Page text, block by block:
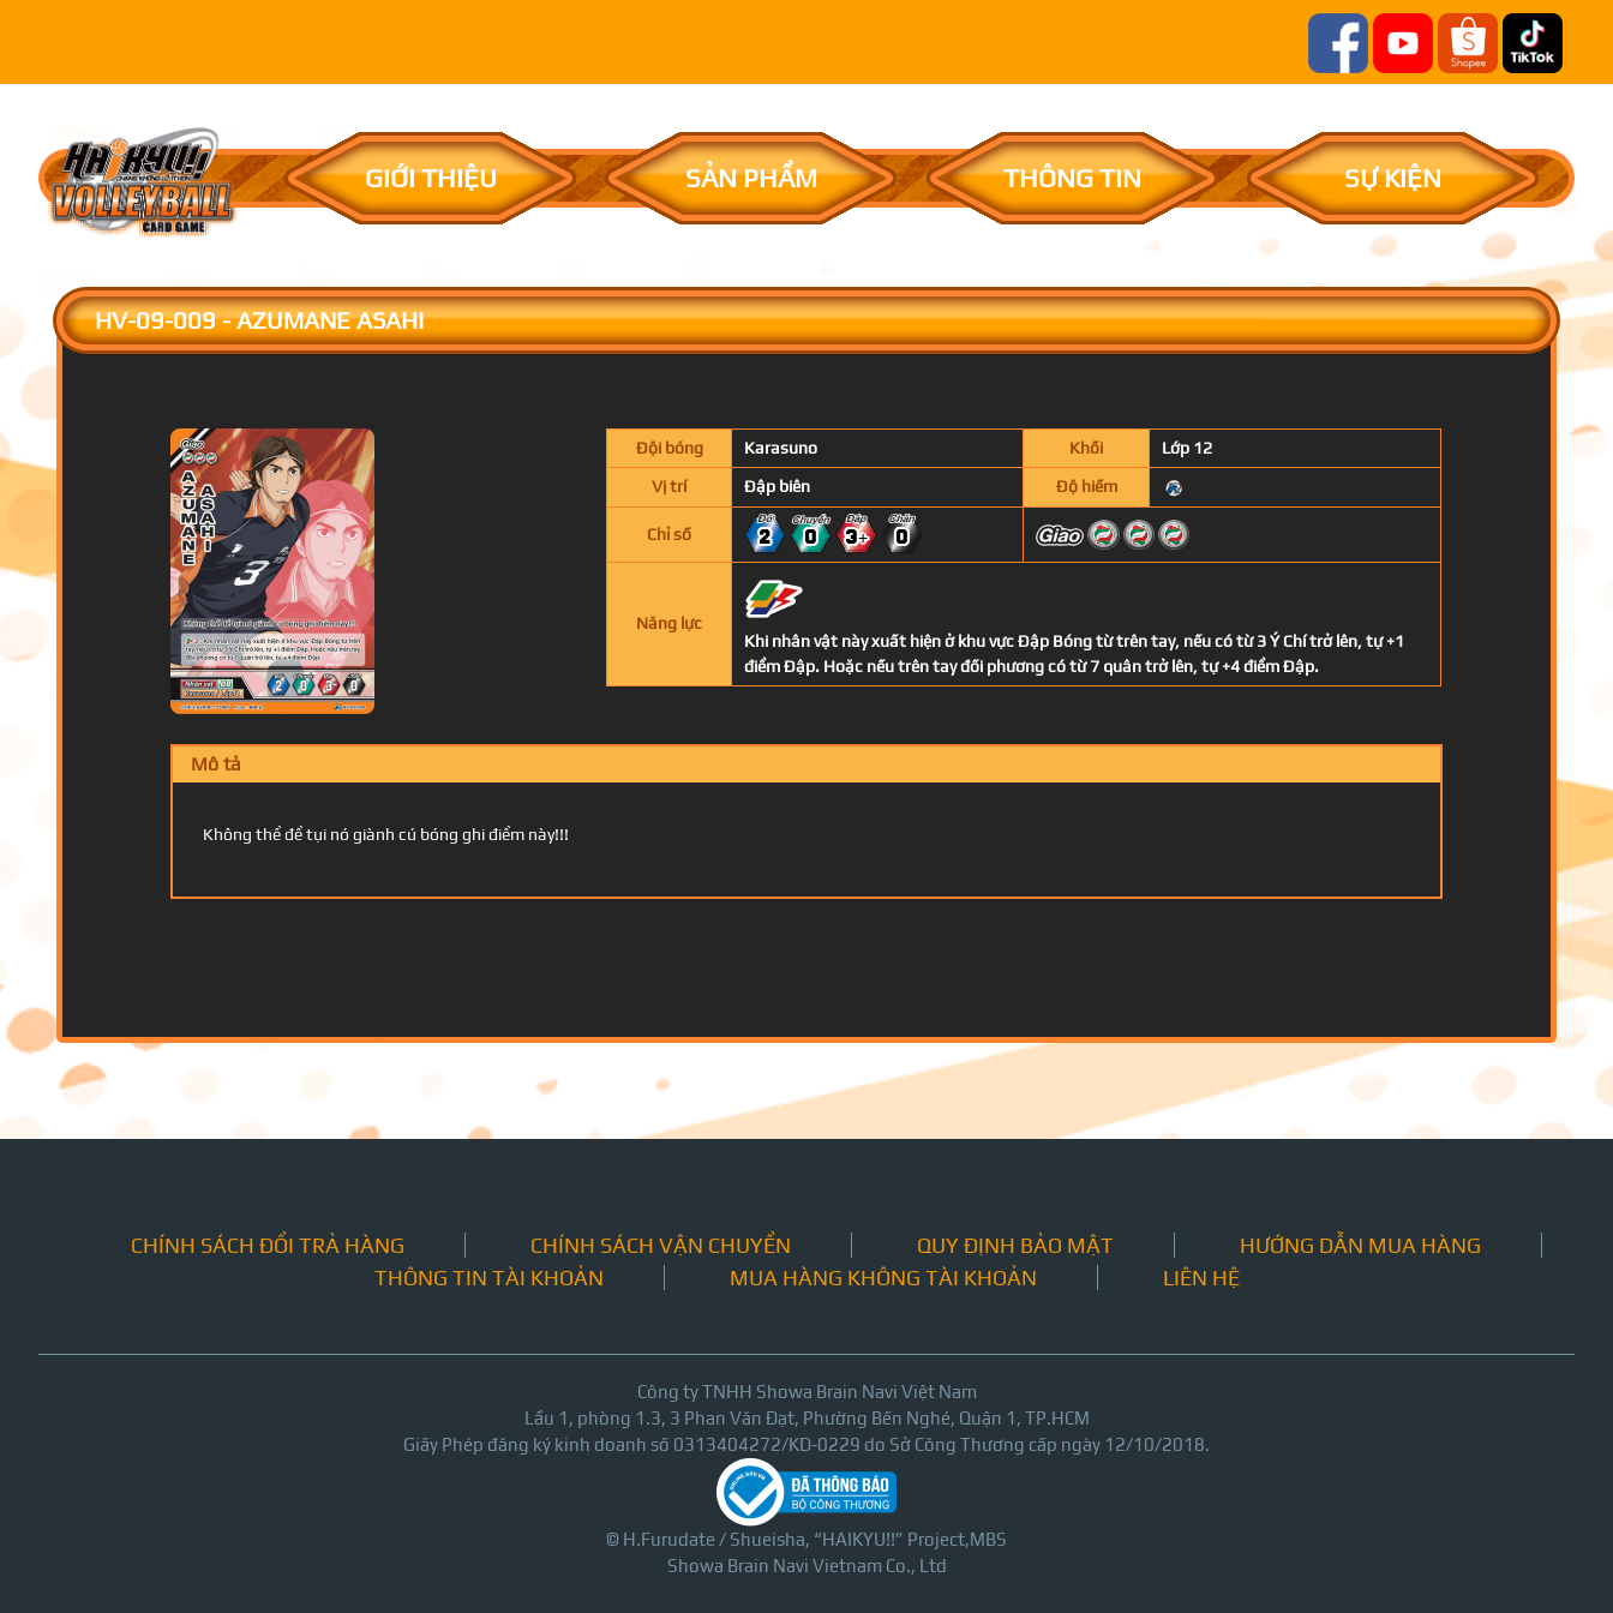
GIỚI THIỆU SẢN PHẨM THÔNG TIN SỰ KIỆN
HV-09-009 - AZUMANE ASAHI
Đội bóng Karasuno Khối
Lớp 12
Vị trí
Đập biên Độ hiếm
Chỉ số 2 0 3+ 0
Năng lực
Khi nhân vật này xuất hiện ở khu vực Đập Bóng từ trên tay, nếu có từ 3 Ý Chí trở lên, tự +1
điểm Đập. Hoặc nếu trên tay đối phương có từ 7 quân trở lên, tự +4 điểm Đập.
Mô tả
Không thể để tụi nó giành cú bóng ghi điểm này!!!
CHÍNH SÁCH ĐỔI TRẢ HÀNG CHÍNH SÁCH VẬN CHUYỂN QUY ĐỊNH BẢO MẬT
HƯỚNG DẪN MUA HÀNG
THÔNG TIN TÀI KHOẢN
MUA HÀNG KHÔNG TÀI KHOẢN LIÊN HỆ
Công ty TNHH Showa Brain Navi Việt Nam
Lầu 1, phòng 1.3, 3 Phan Văn Đạt, Phường Bến Nghé, Quận 1, TP.HCM
Giấy Phép đăng ký kinh doanh số 0313404272/KD-0229 do Sở Công Thương cấp ngày 12/10/2018.
© H.Furudate / Shueisha, “HAIKYU!!” Project,MBS
Showa Brain Navi Vietnam Co., Ltd